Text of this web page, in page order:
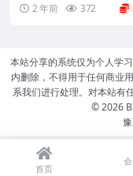
2 年前 372
本站分享的系统仅为个人学
内删除，不得用于任何商业
系我们进行处理。对本站
© 2026
首页